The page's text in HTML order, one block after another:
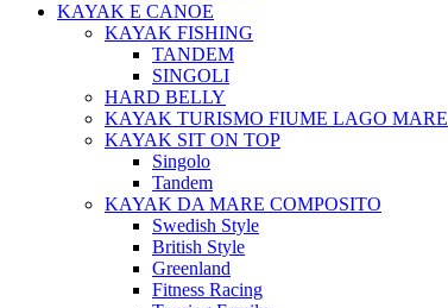
KAYAK E CANOE
KAYAK FISHING
TANDEM
SINGOLI
HARD BELLY
KAYAK TURISMO FIUME LAGO MARE
KAYAK SIT ON TOP
Singolo
Tandem
KAYAK DA MARE COMPOSITO
Swedish Style
British Style
Greenland
Fitness Racing